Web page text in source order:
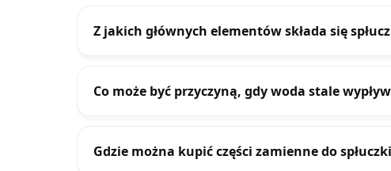
Z jakich głównych elementów składa się
Co może być przyczyną, gdy woda stale
Gdzie można kupić części zamienne do